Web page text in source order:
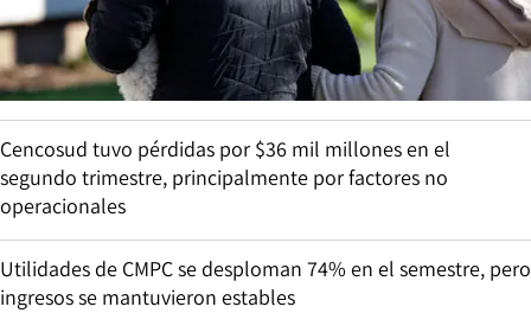
Cencosud tuvo pérdidas por $36 mil millones en el
segundo trimestre, principalmente por factores no
operacionales
Utilidades de CMPC se desploman 74% en el semestre, pero
ingresos se mantuvieron estables